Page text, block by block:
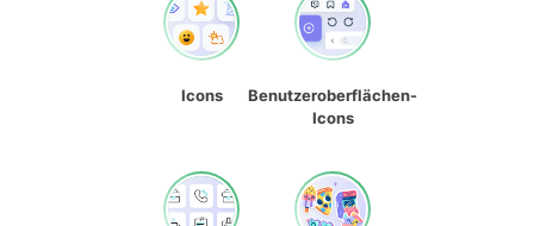
Icons
Benutzeroberflächen-
Icons